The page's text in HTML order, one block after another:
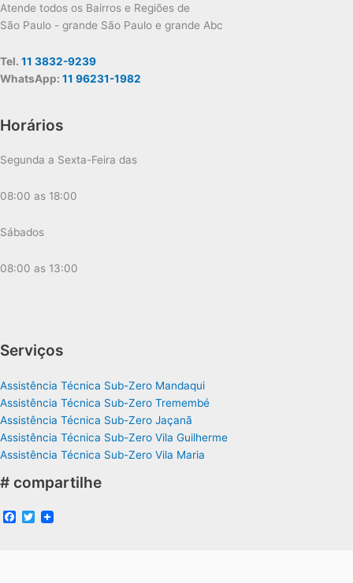
Atende todos os Bairros e Regiões de
São Paulo - grande São Paulo e grande Abc
Tel. 11 3832-9239
WhatsApp: 11 96231-1982
Horários
Segunda a Sexta-Feira das
08:00 as 18:00
Sábados
08:00 as 13:00
Serviços
Assistência Técnica Sub-Zero Mandaqui
Assistência Técnica Sub-Zero Tremembé
Assistência Técnica Sub-Zero Jaçanã
Assistência Técnica Sub-Zero Vila Guilherme
Assistência Técnica Sub-Zero Vila Maria
# compartilhe
F
T